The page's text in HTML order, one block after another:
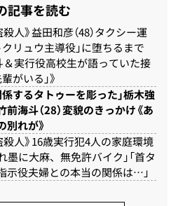
記事を読む
殺人》益田和彦（48）タクシー運
クリュウ主導役」に堕ちるまで
＆実行役高校生が語っていた接
がいる」》
係するタトゥーを彫った」栃木強
前海斗（28）変貌のきっかけ《あ
別れが》
殺人》16歳実行犯4人の家庭環境
墨に大麻、無免許バイク」「首タ
示役夫婦との本当の関係は…」